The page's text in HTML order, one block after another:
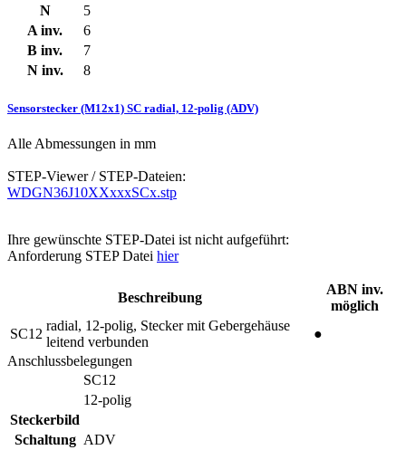
N
5
A inv.
6
B inv.
7
N inv.
8
Sensorstecker (M12x1) SC radial, 12-polig (ADV)
Alle Abmessungen in mm
STEP-Viewer / STEP-Dateien:
WDGN36J10XXxxxSCx.stp
Ihre gewünschte STEP-Datei ist nicht aufgeführt:
Anforderung STEP Datei hier
Beschreibung
ABN inv.
möglich
SC12
radial, 12-polig, Stecker mit Gebergehäuse
leitend verbunden
●
Anschlussbelegungen
SC12
12-polig
Steckerbild
Schaltung ADV